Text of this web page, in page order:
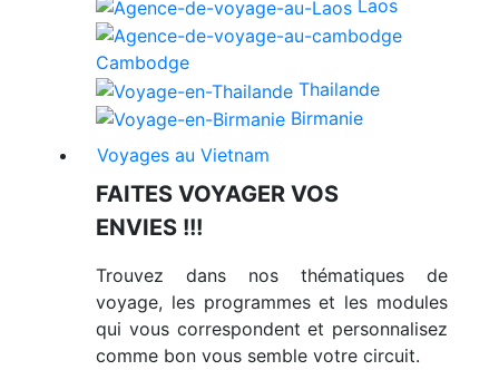
Laos
Cambodge
Thailande
Birmanie
Voyages au Vietnam
FAITES VOYAGER VOS
ENVIES !!!
Trouvez dans nos thématiques de
voyage, les programmes et les modules
qui vous correspondent et personnalisez
comme bon vous semble votre circuit.